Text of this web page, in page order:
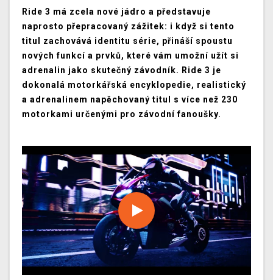
Ride 3 má zcela nové jádro a představuje
naprosto přepracovaný zážitek: i když si tento
titul zachovává identitu série, přináší spoustu
nových funkcí a prvků, které vám umožní užít si
adrenalin jako skutečný závodník. Ride 3 je
dokonalá motorkářská encyklopedie, realistický
a adrenalinem napěchovaný titul s více než 230
motorkami určenými pro závodní fanoušky.